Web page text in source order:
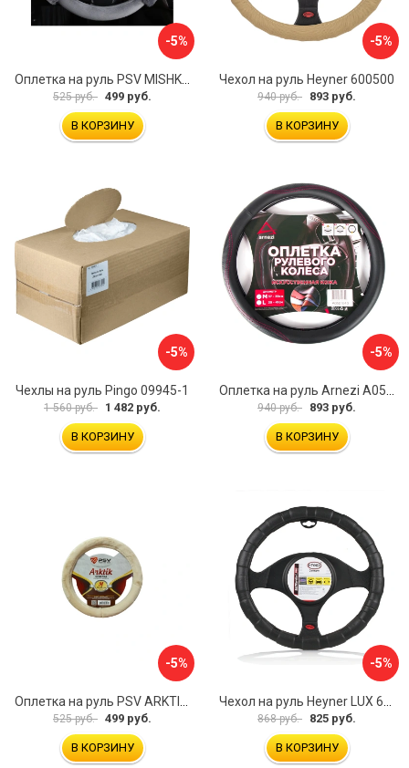
-5%
525 руб. 499 руб.
В КОРЗИНУ
-5%
Чехол на руль Heyner 600500
940 руб. 893 руб.
В КОРЗИНУ
-5%
Чехлы на руль Pingo 09945-1
1 560 руб. 1 482 руб.
В КОРЗИНУ
-5%
940 руб. 893 руб.
В КОРЗИНУ
-5%
525 руб. 499 руб.
В КОРЗИНУ
-5%
868 руб. 825 руб.
В КОРЗИНУ